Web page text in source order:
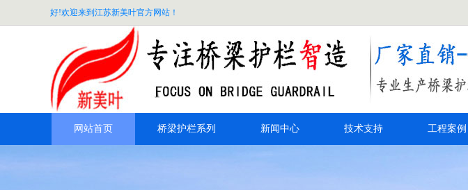
好!欢迎来到江苏新美叶官方网站！
网站首页 桥梁护栏系列 新闻中心 技术支持 工程案例